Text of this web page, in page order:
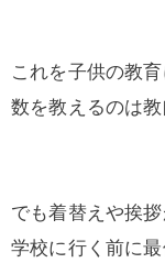
これを子供の教
数を教えるのは教
でも着替えや挨
学校に行く前に